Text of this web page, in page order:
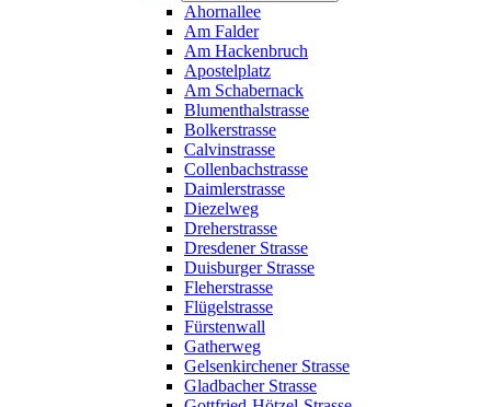
Ahornallee
Am Falder
Am Hackenbruch
Apostelplatz
Am Schabernack
Blumenthalstrasse
Bolkerstrasse
Calvinstrasse
Collenbachstrasse
Daimlerstrasse
Diezelweg
Dreherstrasse
Dresdener Strasse
Duisburger Strasse
Fleherstrasse
Flügelstrasse
Fürstenwall
Gatherweg
Gelsenkirchener Strasse
Gladbacher Strasse